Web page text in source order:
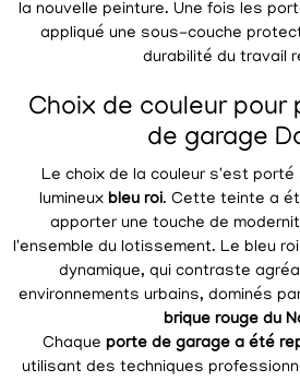
la nouvelle peinture. Une fois les
appliqué une sous-couche
durabilité du travail
Choix de couleur pour
de garage
Le choix de la couleur s'est porté
lumineux bleu roi. Cette teinte a
apporter une touche de
l'ensemble du lotissement. Le bleu
dynamique, qui contraste
environnements urbains, dominés
brique rouge du
Chaque porte de garage a été
utilisant des techniques